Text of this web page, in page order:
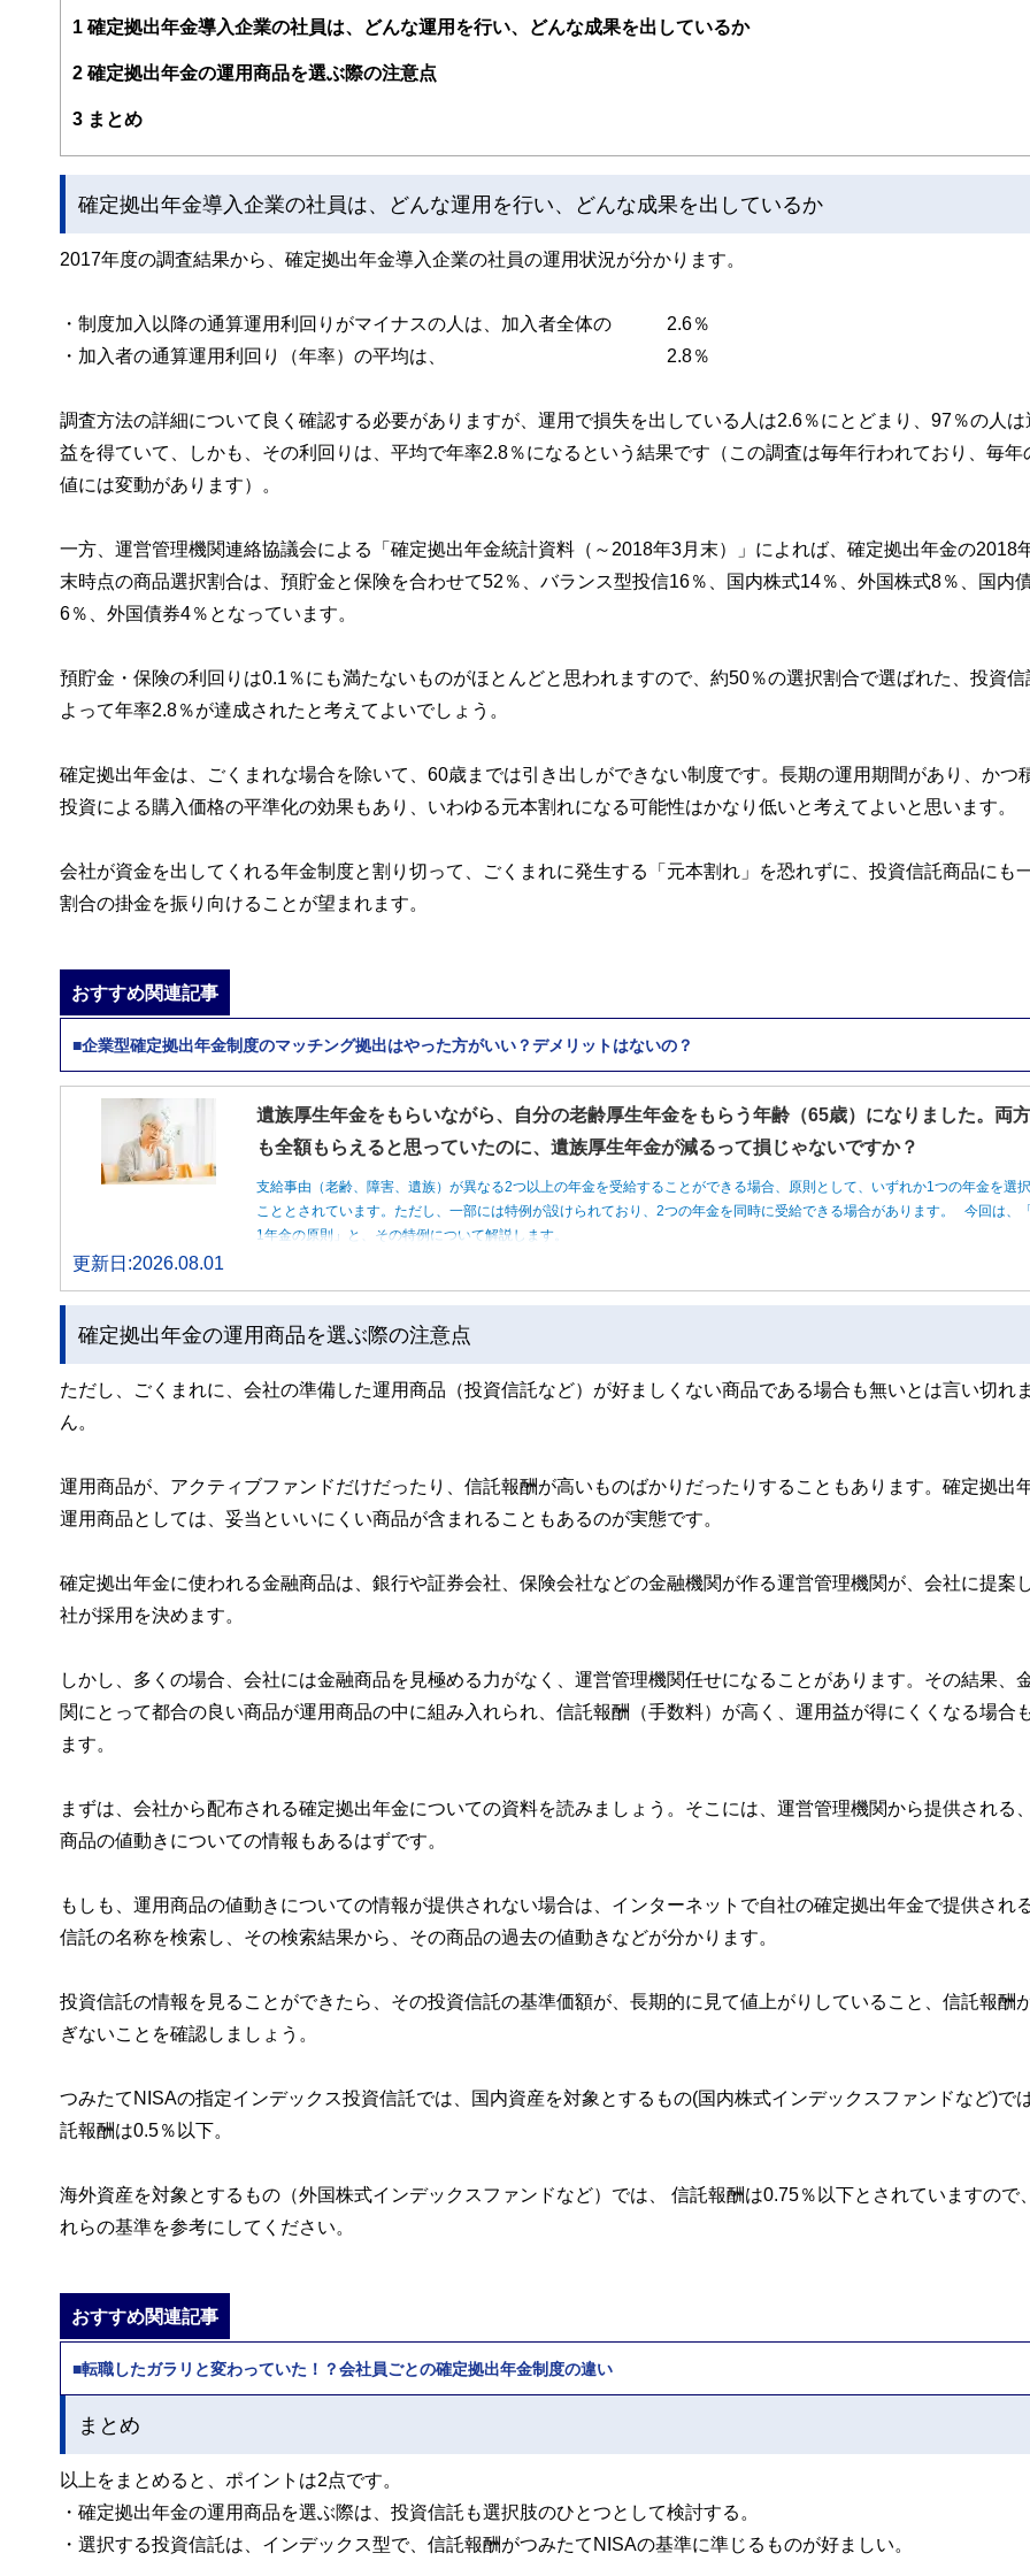
1 確定拠出年金導入企業の社員は、どんな運用を行い、どんな成果を出しているか
2 確定拠出年金の運用商品を選ぶ際の注意点
3 まとめ
確定拠出年金導入企業の社員は、どんな運用を行い、どんな成果を出しているか
2017年度の調査結果から、確定拠出年金導入企業の社員の運用状況が分かります。
・制度加入以降の通算運用利回りがマイナスの人は、加入者全体の 2.6％
・加入者の通算運用利回り（年率）の平均は、 2.8％
調査方法の詳細について良く確認する必要がありますが、運用で損失を出している人は2.6％にとどまり、97％の人は
益を得ていて、しかも、その利回りは、平均で年率2.8％になるという結果です（この調査は毎年行われており、毎年
値には変動があります）。
一方、運営管理機関連絡協議会による「確定拠出年金統計資料（～2018年3月末）」によれば、確定拠出年金の2018
末時点の商品選択割合は、預貯金と保険を合わせて52％、バランス型投信16％、国内株式14％、外国株式8％、国内
6％、外国債券4％となっています。
預貯金・保険の利回りは0.1％にも満たないものがほとんどと思われますので、約50％の選択割合で選ばれた、投資信
よって年率2.8％が達成されたと考えてよいでしょう。
確定拠出年金は、ごくまれな場合を除いて、60歳までは引き出しができない制度です。長期の運用期間があり、かつ
投資による購入価格の平準化の効果もあり、いわゆる元本割れになる可能性はかなり低いと考えてよいと思います。
会社が資金を出してくれる年金制度と割り切って、ごくまれに発生する「元本割れ」を恐れずに、投資信託商品にも
割合の掛金を振り向けることが望まれます。
おすすめ関連記事
■企業型確定拠出年金制度のマッチング拠出はやった方がいい？デメリットはないの？
遺族厚生年金をもらいながら、自分の老齢厚生年金をもらう年齢（65歳）になりました。両
も全額もらえると思っていたのに、遺族厚生年金が減るって損じゃないですか？
支給事由（老齢、障害、遺族）が異なる2つ以上の年金を受給することができる場合、原則として、いずれか1つの年金を選
こととされています。ただし、一部には特例が設けられており、2つの年金を同時に受給できる場合があります。 今回は、
1年金の原則」と、その特例について解説します。
更新日:2026.08.01
確定拠出年金の運用商品を選ぶ際の注意点
ただし、ごくまれに、会社の準備した運用商品（投資信託など）が好ましくない商品である場合も無いとは言い切れ
ん。
運用商品が、アクティブファンドだけだったり、信託報酬が高いものばかりだったりすることもあります。確定拠出
運用商品としては、妥当といいにくい商品が含まれることもあるのが実態です。
確定拠出年金に使われる金融商品は、銀行や証券会社、保険会社などの金融機関が作る運営管理機関が、会社に提案
社が採用を決めます。
しかし、多くの場合、会社には金融商品を見極める力がなく、運営管理機関任せになることがあります。その結果、
関にとって都合の良い商品が運用商品の中に組み入れられ、信託報酬（手数料）が高く、運用益が得にくくなる場合
ます。
まずは、会社から配布される確定拠出年金についての資料を読みましょう。そこには、運営管理機関から提供される
商品の値動きについての情報もあるはずです。
もしも、運用商品の値動きについての情報が提供されない場合は、インターネットで自社の確定拠出年金で提供され
信託の名称を検索し、その検索結果から、その商品の過去の値動きなどが分かります。
投資信託の情報を見ることができたら、その投資信託の基準価額が、長期的に見て値上がりしていること、信託報酬
ぎないことを確認しましょう。
つみたてNISAの指定インデックス投資信託では、国内資産を対象とするもの(国内株式インデックスファンドなど)で
託報酬は0.5％以下。
海外資産を対象とするもの（外国株式インデックスファンドなど）では、 信託報酬は0.75％以下とされていますので
れらの基準を参考にしてください。
おすすめ関連記事
■転職したガラリと変わっていた！？会社員ごとの確定拠出年金制度の違い
まとめ
以上をまとめると、ポイントは2点です。
・確定拠出年金の運用商品を選ぶ際は、投資信託も選択肢のひとつとして検討する。
・選択する投資信託は、インデックス型で、信託報酬がつみたてNISAの基準に準じるものが好ましい。